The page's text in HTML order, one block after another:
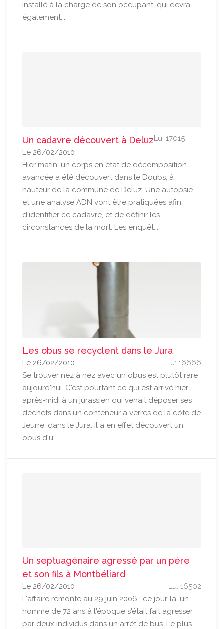
installé à la charge de son occupant, qui devra
également...
Un cadavre découvert à DeluzLu: 17015
Le 26/02/2010
Hier matin, un corps en état de décomposition
avancée a été découvert dans le Doubs, à
hauteur de la commune de Deluz. Une autopsie
et une analyse ADN vont être pratiquées afin
d'identifier ce cadavre, et de définir les
circonstances de la mort. Les enquêt...
Les obus se recyclent dans le Jura
Lu: 16666
Le 26/02/2010
Se trouver nez à nez avec un obus est plutôt rare
aujourd'hui. C'est pourtant ce qui est arrivé hier
après-midi à un jurassien qui venait déposer ses
déchets dans un conteneur à verres de la côte de
Jeurre, dans le Jura. Il a en effet découvert un
obus d'u...
Un septuagénaire agressé par un père
et son fils à Montbéliard
Lu: 16502
Le 26/02/2010
L'affaire remonte au 29 juin 2006 : ce jour-là, un
homme de 72 ans à l'époque s'était fait agresser
par deux individus dans un arrêt de bus. Le plus